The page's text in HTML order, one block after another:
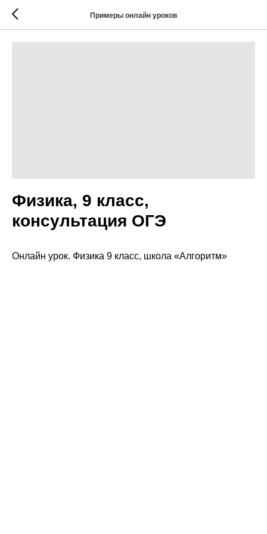
Примеры онлайн уроков
Физика, 9 класс,
консультация ОГЭ
Онлайн урок. Физика 9 класс, школа «Алгоритм»